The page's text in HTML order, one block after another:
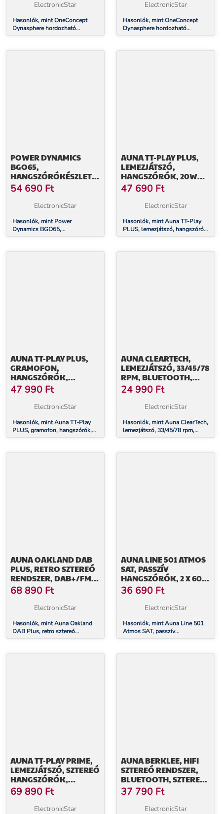
ElectronicStar
Hasonlók, mint OneConcept
Dynasphere hordozható
Bluetooth hangszórók, AUX,
ElectronicStar
Hasonlók, mint OneConcept
Dynasphere hordozható
Bluetooth hangszórók, AUX,
POWER DYNAMICS
BGO65,
HANGSZÓRÓKÉSZLET,
150W PEAK, 45W RMS,
FEHÉR
54 690 Ft
ElectronicStar
Hasonlók, mint Power
Dynamics BGO65,
hangszórókészlet, 150W peak,
AUNA TT-PLAY PLUS,
LEMEZJÁTSZÓ,
HANGSZÓRÓK, 20W
MAX., BT, 33/45, RPM
47 690 Ft
ElectronicStar
Hasonlók, mint Auna TT-Play
PLUS, lemezjátszó, hangszórók,
20W max., BT, 33/45, rpm
AUNA TT-PLAY PLUS,
GRAMOFON,
HANGSZÓRÓK,
MAX.20W, BT, 33/45
RPM
47 990 Ft
ElectronicStar
Hasonlók, mint Auna TT-Play
PLUS, gramofon, hangszórók,
max.20W, BT, 33/45 rpm
AUNA CLEARTECH,
LEMEZJÁTSZÓ, 33/45/78
RPM, BLUETOOTH,
SZTEREÓ
HANGSZÓRÓK
24 990 Ft
ElectronicStar
Hasonlók, mint Auna ClearTech,
lemezjátszó, 33/45/78 rpm,
Bluetooth, sztereó hangszórók
AUNA OAKLAND DAB
PLUS, RETRO SZTEREÓ
RENDSZER, DAB+/FM,
BT FUNKCIÓ, BAKELIT,
CD-LEJÁTSZÓ,
KAZETTALEJÁTSZÓ.
HANGSZÓRÓK
68 890 Ft
ElectronicStar
Hasonlók, mint Auna Oakland
DAB Plus, retro sztereó
rendszer, DAB+/FM, BT funkció,
kazettalejátszó. mellékelve
AUNA LINE 501 ATMOS
SAT, PASSZÍV
HANGSZÓRÓK, 2 X 60
W RMS, FREKVENCIA
100 HZ - 20 KHZ, 4-8
36 690 Ft
ElectronicStar
Hasonlók, mint Auna Line 501
Atmos SAT, passzív
hangszórók, 2 x 60 W RMS,
Ohm
AUNA TT-PLAY PRIME,
LEMEZJÁTSZÓ, SZTEREÓ
HANGSZÓRÓK,
SZÍJHAJTÁS, 33 1/3 ÉS 45
FORDULAT/PERCENKÉNT
69 890 Ft
ElectronicStar
AUNA BERKLEE, HIFI
SZTEREÓ RENDSZER,
BLUETOOTH, SZTEREÓ
HANGSZÓRÓK, UWK,
MP3, USB, LINE-IN
37 790 Ft
ElectronicStar